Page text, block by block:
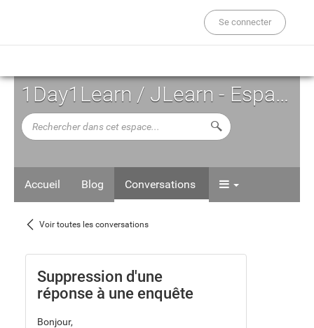
Se connecter
1Day1Learn / JLearn - Espace d'Auto-formation
Rechercher
dans
Lancer la recherche
Accueil Blog Conversations
Voir toutes les conversations
Voir
toutes
les
conversations
Suppression d'une
réponse à une enquête
Bonjour,